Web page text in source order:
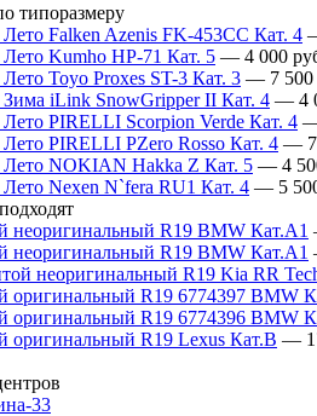
типоразмеру
Falken Azenis FK-453CC Кат. 4
Kumho HP-71 Кат. 5 — 4 000
Toyo Proxes ST-3 Кат. 3 — 7 500
iLink SnowGripper II Кат. 4 — 4
PIRELLI Scorpion Verde Кат. 4
PIRELLI PZero Rosso Кат. 4 —
NOKIAN Hakka Z Кат. 5 — 4
Nexen N`fera RU1 Кат. 4 — 5
неоригинальный R19 BMW Кат.А1
неоригинальный R19 BMW Кат.А1
неоригинальный R19 Kia RR
оригинальный R19 6774397 BMW
оригинальный R19 6774396 BMW
оригинальный R19 Lexus Кат.В —
33